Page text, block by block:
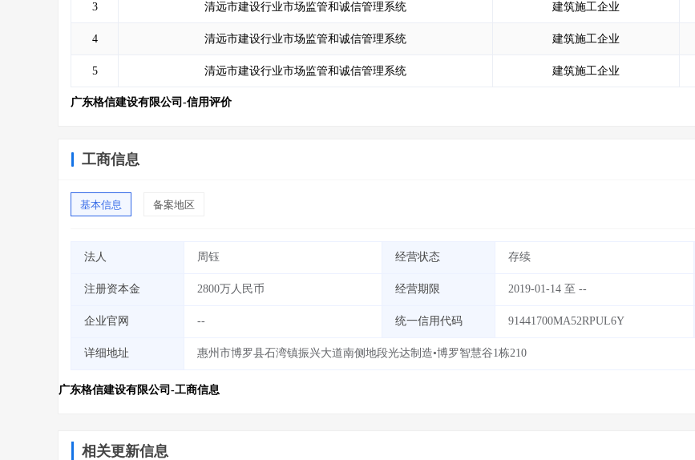
3 清远市建设行业市场监管和诚信管理系统 建筑施工企业
4 清远市建设行业市场监管和诚信管理系统 建筑施工企业
5 清远市建设行业市场监管和诚信管理系统 建筑施工企业
广东格信建设有限公司-信用评价
工商信息
基本信息 备案地区
法人 周钰 经营状态 存续
注册资本金 2800万人民币 经营期限 2019-01-14 至 --
企业官网 -- 统一信用代码 91441700MA52RPUL6Y
详细地址 惠州市博罗县石湾镇振兴大道南侧地段光达制造•博罗智慧谷1栋210
广东格信建设有限公司-工商信息
相关更新信息